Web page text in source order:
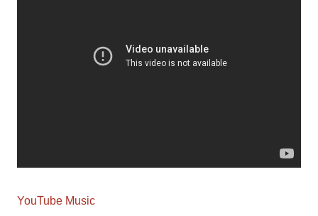
YouTube Music